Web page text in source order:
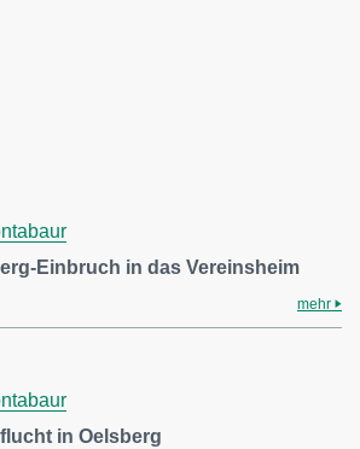
Einbruch in das Vereinsheim
mehr
in Oelsberg